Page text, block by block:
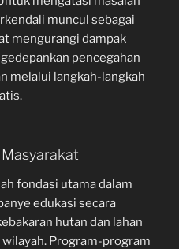
muncul sebagai
mengurangi dampak
pencegahan
melalui langkah-langkah
fondasi utama dalam
edukasi secara
hutan dan lahan
Program-program